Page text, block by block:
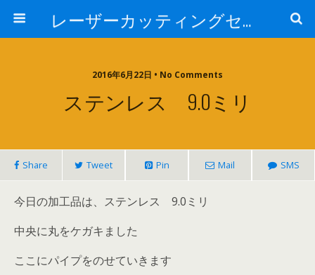
レーザーカッティングセンター 株式会社 中本鉄工所
2016年6月22日 • No Comments
ステンレス 9.0ミリ
Share Tweet Pin Mail SMS
今日の加工品は、ステンレス 9.0ミリ
中央に丸をケガキました
ここにパイプをのせていきます